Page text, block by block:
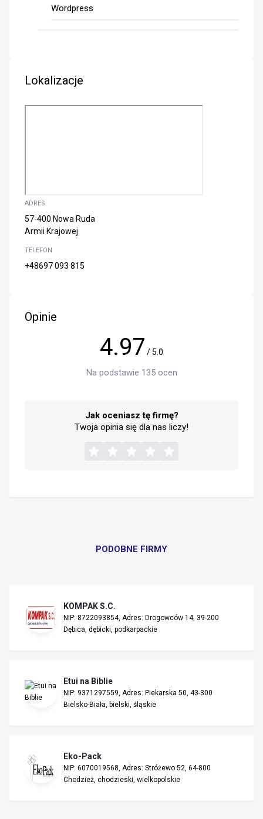
Wordpress
Lokalizacje
ADRES
57-400 Nowa Ruda
Armii Krajowej
TELEFON
+48697 093 815
Opinie
4.97 / 5.0
Na podstawie 135 ocen
Jak oceniasz tę firmę?
Twoja opinia się dla nas liczy!
PODOBNE FIRMY
KOMPAK S.C.
NIP: 8722093854, Adres: Drogowców 14, 39-200
Dębica, dębicki, podkarpackie
Etui na Biblie
NIP: 9371297559, Adres: Piekarska 50, 43-300
Bielsko-Biała, bielski, śląskie
Eko-Pack
NIP: 6070019568, Adres: Stróżewo 52, 64-800
Chodzież, chodzieski, wielkopolskie